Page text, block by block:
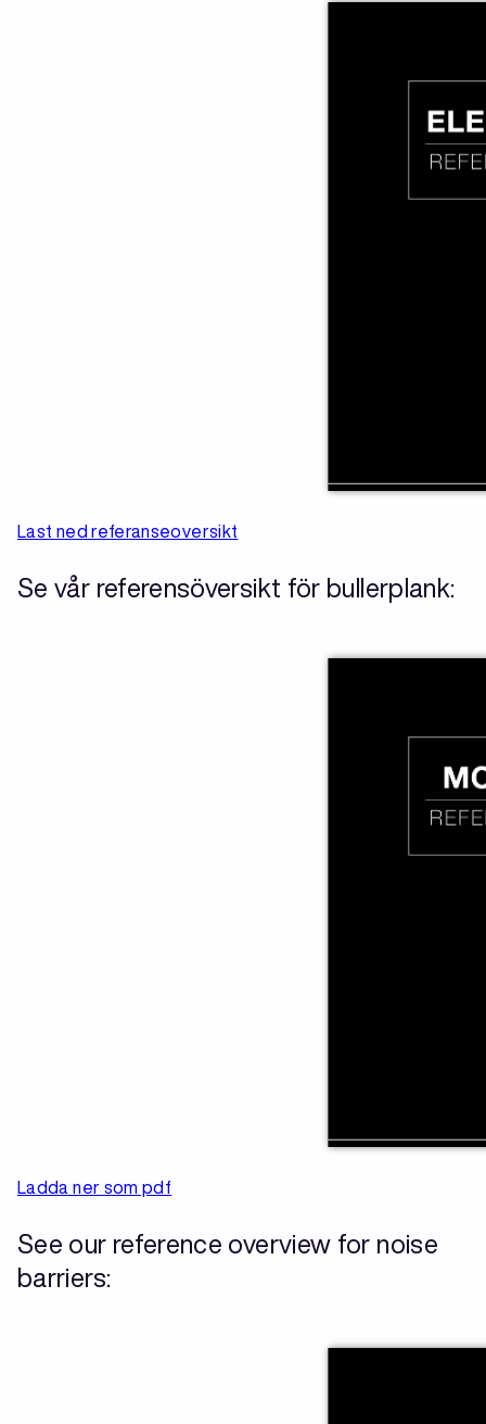
Last ned referanseoversikt
Se vår referensöversikt för bullerplank:
Ladda ner som pdf
See our reference overview for noise
barriers: